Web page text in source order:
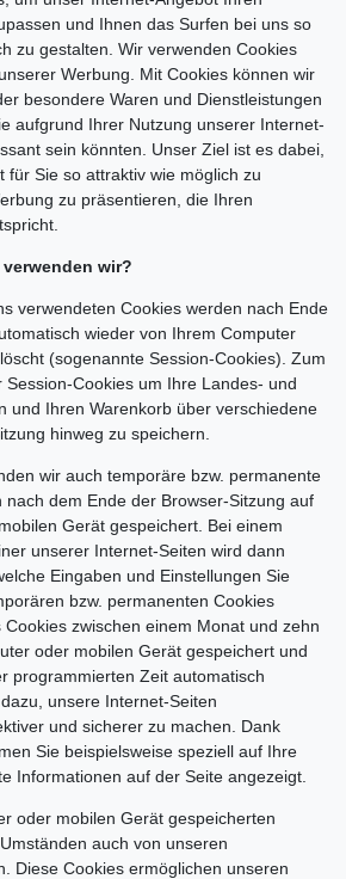
und Ihnen das Surfen bei uns so
zu gestalten. Wir verwenden Cookies
Werbung. Mit Cookies können wir
besondere Waren und Dienstleistungen
aufgrund Ihrer Nutzung unserer Internet-
sein könnten. Unser Ziel ist es dabei,
für Sie so attraktiv wie möglich zu
zu präsentieren, die Ihren
wir?
verwendeten Cookies werden nach Ende
wieder von Ihrem Computer
(sogenannte Session-Cookies). Zum
Session-Cookies um Ihre Landes- und
und Ihren Warenkorb über verschiedene
hinweg zu speichern.
wir auch temporäre bzw. permanente
nach dem Ende der Browser-Sitzung auf
Gerät gespeichert. Bei einem
unserer Internet-Seiten wird dann
Eingaben und Einstellungen Sie
bzw. permanenten Cookies
zwischen einem Monat und zehn
oder mobilen Gerät gespeichert und
programmierten Zeit automatisch
unsere Internet-Seiten
und sicherer zu machen. Dank
Sie beispielsweise speziell auf Ihre
Informationen auf der Seite angezeigt.
oder mobilen Gerät gespeicherten
auch von unseren
Diese Cookies ermöglichen unseren